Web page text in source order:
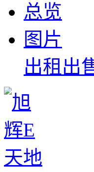
总览
图片
出租 出